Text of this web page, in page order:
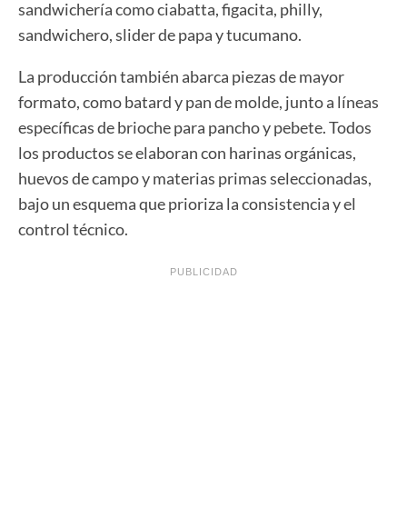
sandwichería como ciabatta, figacita, philly,
sandwichero, slider de papa y tucumano.
La producción también abarca piezas de mayor
formato, como batard y pan de molde, junto a líneas
específicas de brioche para pancho y pebete. Todos
los productos se elaboran con harinas orgánicas,
huevos de campo y materias primas seleccionadas,
bajo un esquema que prioriza la consistencia y el
control técnico.
PUBLICIDAD